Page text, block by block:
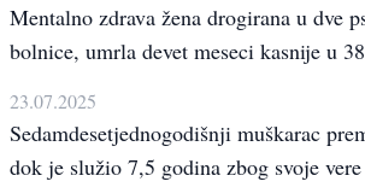
Mentalno zdrava žena drogirana u dve
bolnice, umrla devet meseci kasnije u
23.07.2025
Sedamdesetjednogodišnji muškarac
dok je služio 7,5 godina zbog svoje